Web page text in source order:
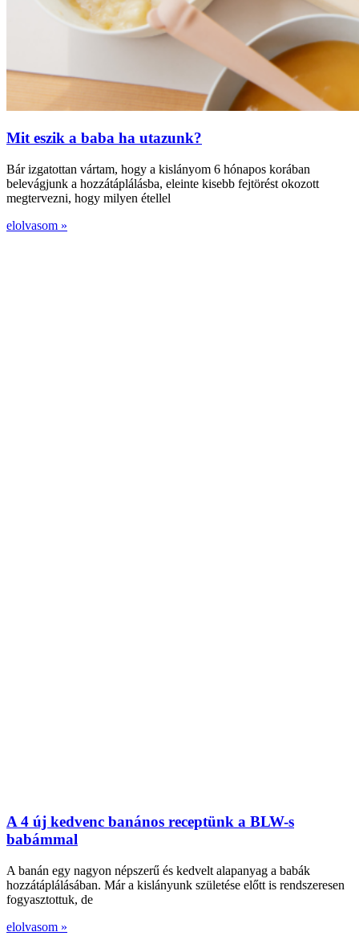
Mit eszik a baba ha utazunk?
Bár izgatottan vártam, hogy a kislányom 6 hónapos korában
belevágjunk a hozzátáplálásba, eleinte kisebb fejtörést okozott
megtervezni, hogy milyen étellel
elolvasom »
A 4 új kedvenc banános receptünk a BLW-s
babámmal
A banán egy nagyon népszerű és kedvelt alapanyag a babák
hozzátáplálásában. Már a kislányunk születése előtt is rendszeresen
fogyasztottuk, de
elolvasom »